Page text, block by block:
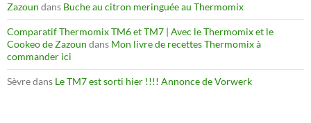
Zazoun dans Buche au citron meringuée au Thermomix
Comparatif Thermomix TM6 et TM7 | Avec le Thermomix et le
Cookeo de Zazoun dans Mon livre de recettes Thermomix à
commander ici
Sèvredans Le TM7 est sorti hier !!!! Annonce de Vorwerk